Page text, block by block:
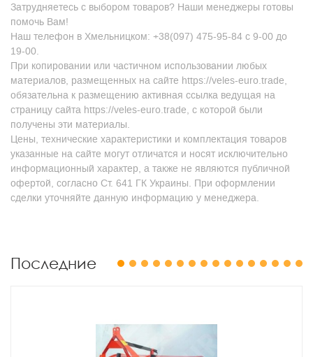
Затрудняетесь с выбором товаров? Наши менеджеры готовы
помочь Вам!
Наш телефон в Хмельницком: +38(097) 475-95-84 с 9-00 до
19-00.
При копировании или частичном использовании любых
материалов, размещенных на сайте https://veles-euro.trade,
обязательна к размещению активная ссылка ведущая на
страницу сайта https://veles-euro.trade, с которой были
получены эти материалы.
Цены, технические характеристики и комплектация товаров
указанные на сайте могут отличатся и носят исключительно
информационный характер, а также не являются публичной
офертой, согласно Ст. 641 ГК Украины. При оформлении
сделки уточняйте данную информацию у менеджера.
Последние 1 2 3 4 5 6 7 8 9 10 11 12 13 14 15 16